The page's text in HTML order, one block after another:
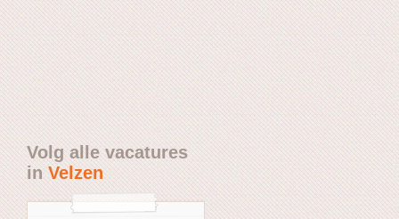
Volg alle vacatures
inVelzen